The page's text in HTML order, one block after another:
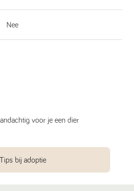
Nee
voor je een dier
Tips bij adoptie